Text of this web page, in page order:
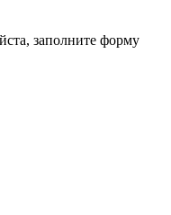
заполните форму